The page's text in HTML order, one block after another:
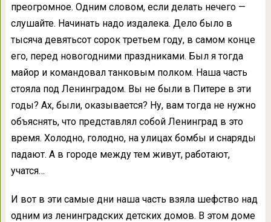
преогромное. Одним словом, если делать нечего —
слушайте. Начинать надо издалека. Дело было в
тысяча девятьсот сорок третьем году, в самом конце
его, перед новогодними праздниками. Был я тогда
майор и командовал танковым полком. Наша часть
стояла под Ленинградом. Вы не были в Питере в эти
годы? Ах, были, оказывается? Ну, вам тогда не нужно
объяснять, что представлял собой Ленинград в это
время. Холодно, голодно, на улицах бомбы и снаряды
падают. А в городе между тем живут, работают,
учатся…
И вот в эти самые дни наша часть взяла шефство над
одним из ленинградских детских домов. В этом доме